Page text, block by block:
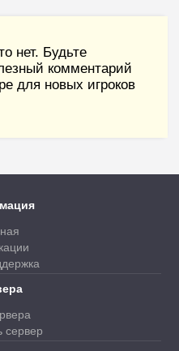
нет. Будьте
комментарий
для новых игроков
сервер